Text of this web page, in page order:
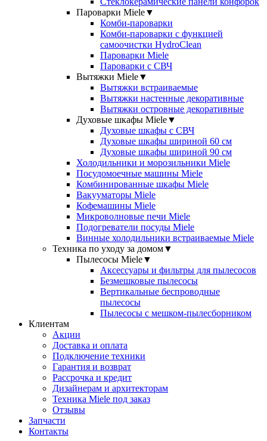
Пароварки Miele▼
Комби-пароварки
Комби-пароварки с функцией
самоочистки HydroClean
Пароварки Miele
Пароварки с СВЧ
Вытяжки Miele▼
Вытяжки встраиваемые
Вытяжки настенные декоративные
Вытяжки островные декоративные
Духовые шкафы Miele▼
Духовые шкафы с СВЧ
Духовые шкафы шириной 60 см
Духовые шкафы шириной 90 см
Холодильники и морозильники Miele
Посудомоечные машины Miele
Комбинированные шкафы Miele
Вакууматоры Miele
Кофемашины Miele
Микроволновые печи Miele
Подогреватели посуды Miele
Винные холодильники встраиваемые Miele
Техника по уходу за домом▼
Пылесосы Miele▼
Аксессуары и фильтры для пылесосов
Безмешковые пылесосы
Вертикальные беспроводные
пылесосы
Пылесосы с мешком-пылесборником
Клиентам
Акции
Доставка и оплата
Подключение техники
Гарантия и возврат
Рассрочка и кредит
Дизайнерам и архитекторам
Техника Miele под заказ
Отзывы
Запчасти
Контакты